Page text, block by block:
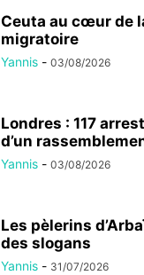
Ceuta au cœur de
migratoire
Yannis - 03/08/2026
Londres : 117
d’un
Yannis - 03/08/2026
Les pèlerins
des slogans
Yannis - 31/07/2026